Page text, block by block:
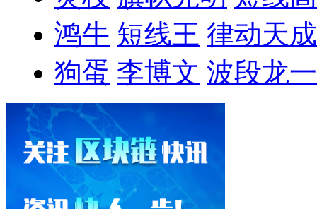
鸿牛 短线王 律动天成
狗蛋 李博文 波段龙一